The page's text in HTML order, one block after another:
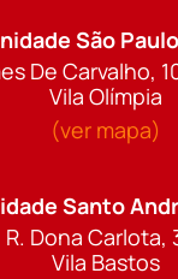
São
De Carvalho,
Vila Olímpia
(ver mapa)
Santo
R. Dona Carlota,
Vila Bastos